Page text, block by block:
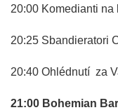
20:00 Komedianti na
20:25 Sbandieratori
20:40 Ohlédnutí za
21:00 Bohemian